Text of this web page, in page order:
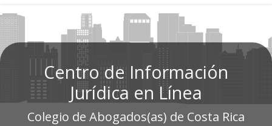
Centro de Información
Jurídica en Línea
Colegio de Abogados(as) de Costa Rica